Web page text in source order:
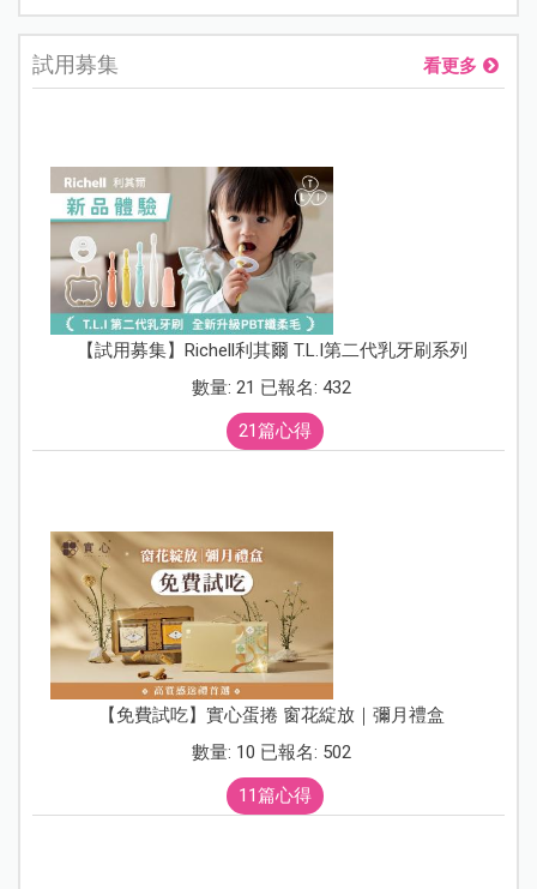
試用募集 看更多
【試用募集】Richell利其爾 T.L.I第二代乳牙刷系列
數量: 21 已報名: 432
21篇心得
【免費試吃】實心蛋捲 窗花綻放｜彌月禮盒
數量: 10 已報名: 502
11篇心得